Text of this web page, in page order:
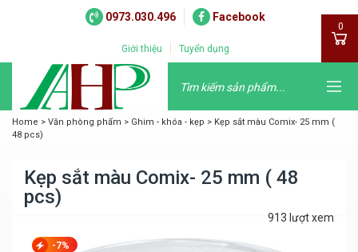
0973.030.496 Facebook
Giới thiệu Tuyển dụng
0
Home > Văn phòng phẩm > Ghim - khóa - kẹp > Kẹp sắt màu Comix- 25 mm (
48 pcs)
Kẹp sắt màu Comix- 25 mm ( 48
pcs)
913 lượt xem
-7%